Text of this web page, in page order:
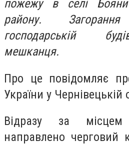
пожежу в селі Бояни
району.
господарській
мешканця.
Про це повідомляє
України у Чернівецькій
Відразу за
направлено черговий